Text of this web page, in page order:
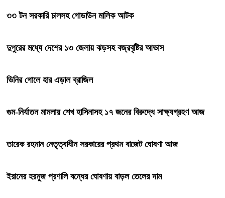
৩৩ টন সরকারি চালসহ গোডাউন মালিক আটক
দুপুরের মধ্যে দেশের ১৩ জেলায় ঝড়সহ বজ্রবৃষ্টির আভাস
ভিনির গোলে হার এড়াল ব্রাজিল
গুম-নির্যাতন মামলায় শেখ হাসিনাসহ ১৭ জনের বিরুদ্ধে সাক্ষ্যগ্রহণ আজ
তারেক রহমান নেতৃত্বাধীন সরকারের প্রথম বাজেট ঘোষণা আজ
ইরানের হরমুজ প্রণালি বন্ধের ঘোষণায় বাড়ল তেলের দাম